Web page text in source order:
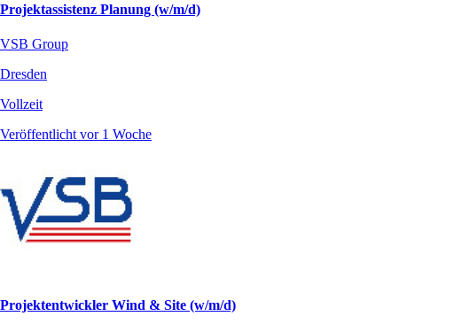
Projektassistenz Planung (w/m/d)
VSB Group
Dresden
Vollzeit
Veröffentlicht vor 1 Woche
Projektentwickler Wind & Site (w/m/d)